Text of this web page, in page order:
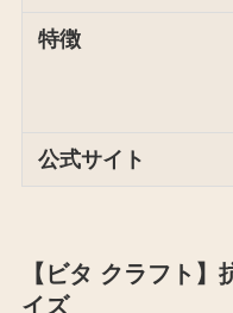
特徴
公式サイト
【ビタ クラフト
イズ